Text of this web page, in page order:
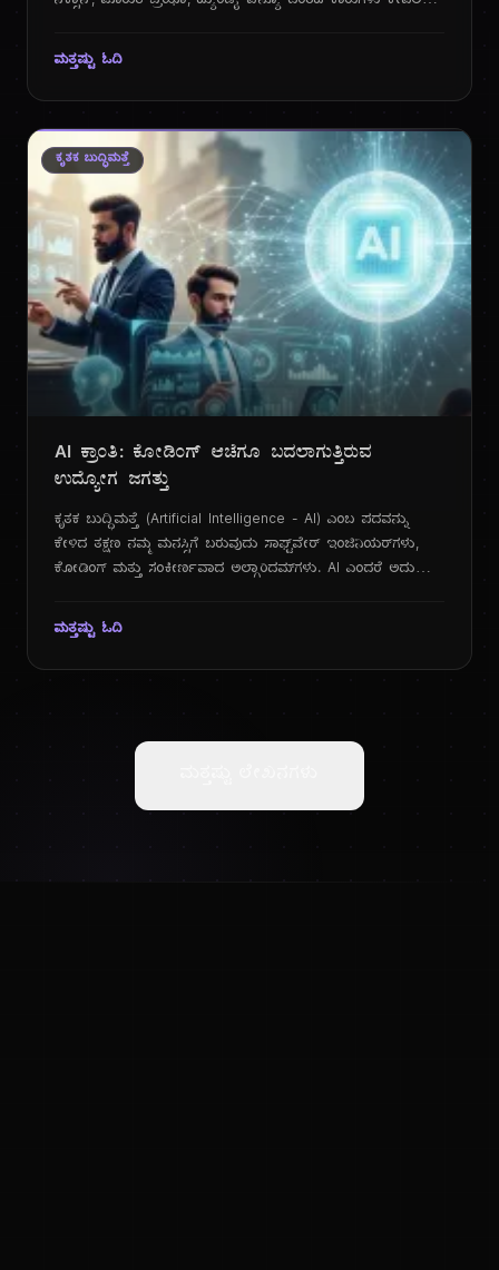
ಆಕಾಂಕ್ಷೆಗಳ ಸಂಕೇತವಾಗಿವೆ. SUV ಯ ಗತ್ತು, ಹ್ಯಾಚ್‌ಬ್ಯಾಕ್‌ನ ಚುರುಕುತನ
ಮತ್ತು ಕೈಗೆಟಕುವ ಬೆಲೆ - ಈ ಮೂರು ಅಂಶಗಳ ಅದ್ಭುತ ಮಿಶ್ರಣವು ಈ
ವಿಭಾಗವನ್ನು ಭಾರತದ ಅತ್ಯಂತ ಜನಪ್ರಿಯ ಮತ್ತು ಸ್ಪರ್ಧಾತ್ಮಕ ವಿಭಾಗವನ್ನಾಗಿ
ಮಾಡಿದೆ. ಈ ಕಾರುಗಳ ಯಶಸ್ಸಿನ ಹಿಂದಿನ ರಹಸ್ಯವೆಂದರೆ, ನಾಲ್ಕು
ಮೀಟರ್‌ಗಿಂತ ಕಡಿಮೆ ಉದ್ದವಿದ್ದ ಕಾರಣ ಅವುಗಳಿಗೆ ಸಿಗುತ್ತಿದ್ದ ತೆರಿಗೆ
ವಿನಾಯಿತಿ.
ಮತ್ತಷ್ಟು ಓದಿ
ಕೃತಕ ಬುದ್ಧಿಮತ್ತೆ
AI ಕ್ರಾಂತಿ: ಕೋಡಿಂಗ್ ಆಚೆಗೂ ಬದಲಾಗುತ್ತಿರುವ
ಉದ್ಯೋಗ ಜಗತ್ತು
ಕೃತಕ ಬುದ್ಧಿಮತ್ತೆ (Artificial Intelligence - AI) ಎಂಬ ಪದವನ್ನು
ಕೇಳಿದ ತಕ್ಷಣ ನಮ್ಮ ಮನಸ್ಸಿಗೆ ಬರುವುದು ಸಾಫ್ಟ್‌ವೇರ್ ಇಂಜಿನಿಯರ್‌ಗಳು,
ಕೋಡಿಂಗ್ ಮತ್ತು ಸಂಕೀರ್ಣವಾದ ಅಲ್ಗಾರಿದಮ್‌ಗಳು. AI ಎಂದರೆ ಅದು
ಅನೇಕರಲ್ಲಿದೆ. ಆದರೆ, 2025 ರ ಆಗಸ್ಟ್ ತಿಂಗಳ ಹೊತ್ತಿಗೆ, ಈ ಕಲ್ಪನೆ
ಸಂಪೂರ್ಣವಾಗಿ ಬದಲಾಗಿದೆ. ChatGPT, Google Gemini ಯಂತಹ AI
ಆಧಾರಿತ ಚಾಟ್ ಸಾಧನಗಳು ಈಗ ಕೇವಲ ಕೋಡ್ ಬರೆಯಲು ಮಾತ್ರವಲ್ಲ,
ಮತ್ತಷ್ಟು ಓದಿ